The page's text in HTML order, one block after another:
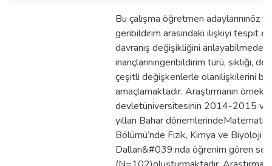
Bu çalışma öğretmen adaylarınınöz
geribildirim arasındaki ilişkiyi tespit
davranış değişikliğini anlayabilmede
inançlarınıngeribildirim türü, sıklığı,
çeşitli değişkenlerle olanilişkilerini
amaçlamaktadır. Araştırmanın
devletüniversitesinin 2014-2015
yılları Bahar
Bölümü’nde Fizik, Kimya ve Biyoloji
Dalları&#039;nda öğrenim gören son